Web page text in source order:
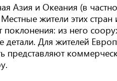
Азия и Океания (в
жители этих
из него
детали. Для жителей
представляют